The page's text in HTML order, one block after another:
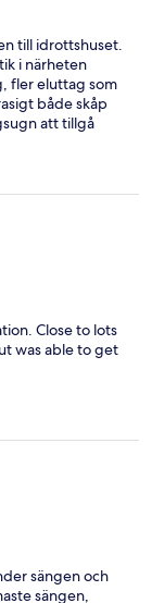
till idrottshuset.
i närheten
fler eluttag som
både skåp
att tillgå
Close to lots
was able to get
sängen och
sängen,